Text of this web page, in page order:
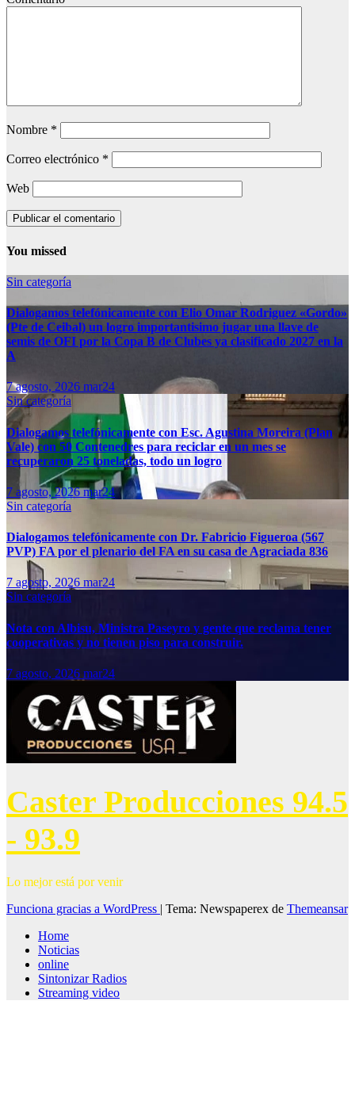
Nombre *
Correo electrónico *
Web
You missed
Sin categoría
Dialogamos telefónicamente con Elio Omar Rodriguez «Gordo»
(Pte de Ceibal) un logro importantisimo jugar una llave de
semis de OFI por la Copa B de Clubes ya clasificado 2027 en la
A
7 agosto, 2026 mar24
Sin categoría
Dialogamos telefónicamente con Esc. Agustina Moreira (Plan
Vale) con 50 Contenedres para reciclar en un mes se
recuperaron 25 toneladas, todo un logro
7 agosto, 2026mar24
Sin categoría
Dialogamos telefónicamente con Dr. Fabricio Figueroa (567
PVP) FA por el plenario del FA en su casa de Agraciada 836
7 agosto, 2026 mar24
Sin categoría
Nota con Albisu, Ministra Paseyro y gente que reclama tener
cooperativas y no tienen piso para construir.
7 agosto, 2026 mar24
Caster Producciones 94.5
- 93.9
Lo mejor está por venir
Funciona gracias a WordPress | Tema: Newspaperex de Themeansar
Home
Noticias
online
Sintonizar Radios
Streaming video